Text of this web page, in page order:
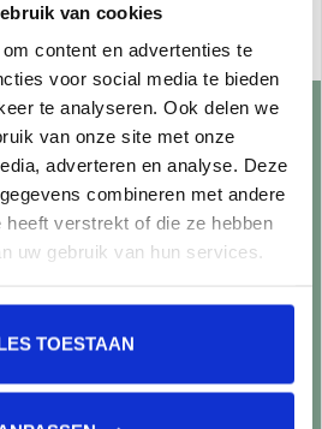
van cookies
content en advertenties te
voor social media te bieden
te analyseren. Ook delen we
van onze site met onze
adverteren en analyse. Deze
combineren met andere
heeft verstrekt of die ze hebben
uw gebruik van hun services.
TOESTAAN
Toevoegen aan winkelwagen
bezoeken?
Openingstijden
een offerte aan
Retourneren